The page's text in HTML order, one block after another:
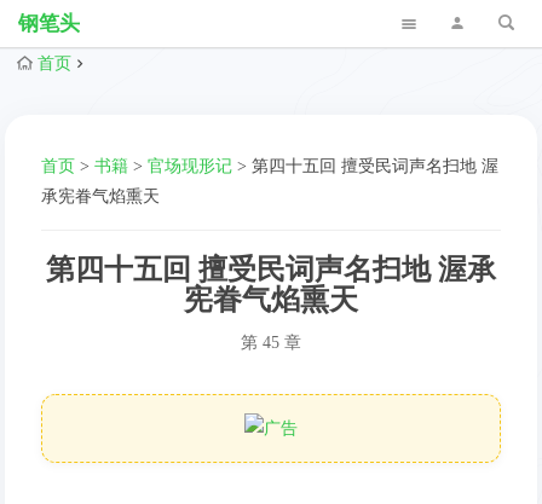
钢笔头
首页
首页 >书籍 >官场现形记 >第四十五回 擅受民词声名扫地 渥
承宪眷气焰熏天
第四十五回 擅受民词声名扫地 渥承
宪眷气焰熏天
第 45 章